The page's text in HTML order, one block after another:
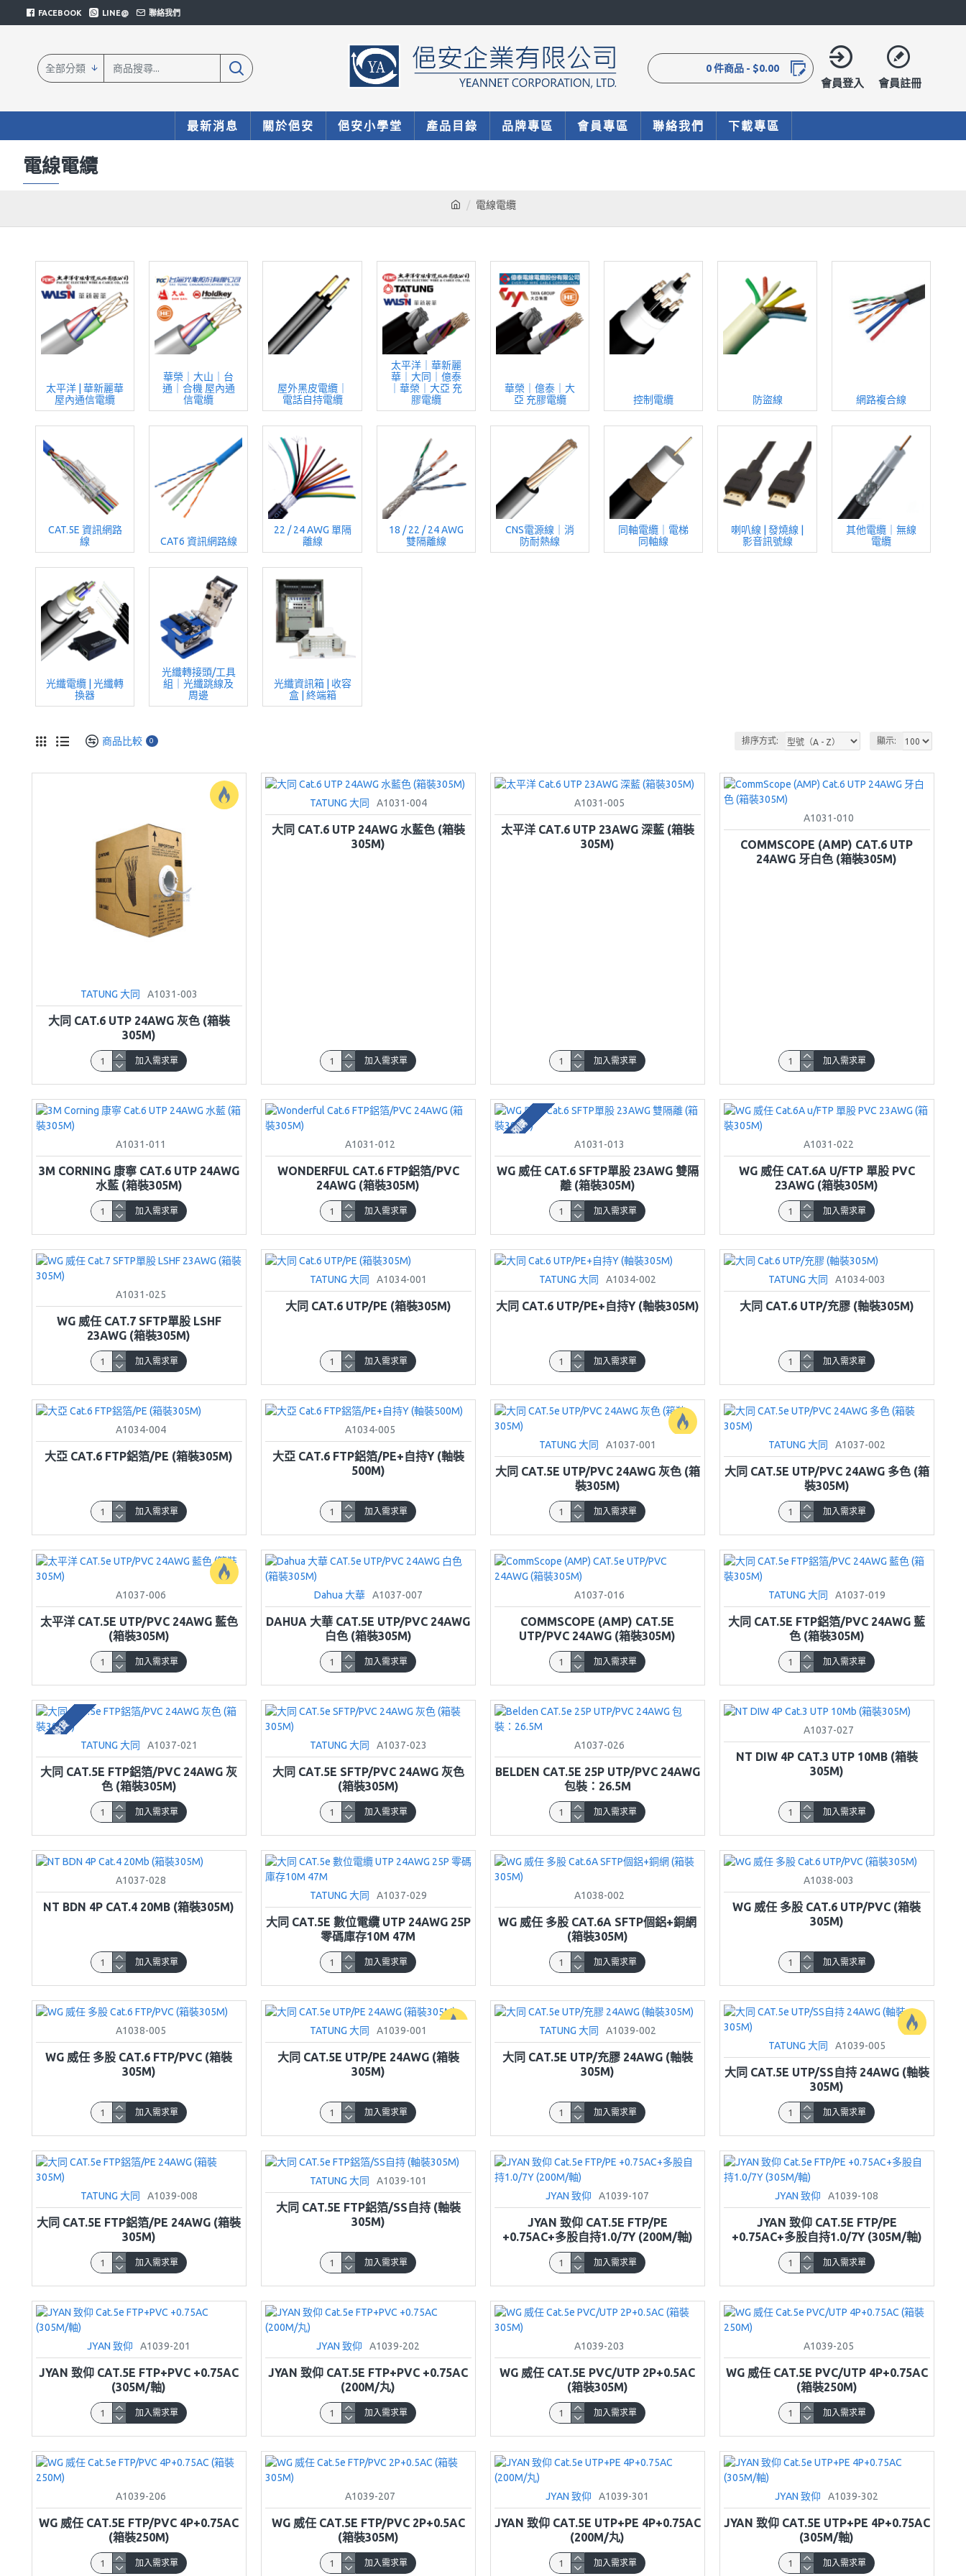
FACEBOOK LINE@ 聯絡我們
全部分類
會員登入 會員註冊
0 件商品 - $0.00
最新消息 關於俋安 俋安小學堂 產品目錄 品牌專區 會員專區 聯絡我們 下載專區
電線電纜
電線電纜
太平洋 | 華新麗華
屋內通信電纜
華榮｜大山｜台
通｜合機 屋內通
信電纜
屋外黑皮電纜｜
電話自持電纜
太平洋｜華新麗
華｜大同｜億泰
｜華榮｜大亞 充
膠電纜
華榮｜億泰｜大
亞 充膠電纜
控制電纜 防盜線 網路複合線
CAT.5E 資訊網路
線
CAT6 資訊網路線
22 / 24 AWG 單隔
離線
18 / 22 / 24 AWG
雙隔離線
CNS電源線｜消
防耐熱線
同軸電纜｜電梯
同軸線
喇叭線 | 發燒線 |
影音訊號線
其他電纜｜無線
電纜
光纖電纜 | 光纖轉
換器
光纖轉接頭/工具
組｜光纖跳線及
周邊
光纖資訊箱 | 收容
盒 | 終端箱
商品比較 0 排序方式: 顯示:
TATUNG 大同 A1031-003
大同 CAT.6 UTP 24AWG 灰色 (箱裝
305M)
加入需求單
TATUNG 大同 A1031-004
大同 CAT.6 UTP 24AWG 水藍色 (箱裝
305M)
加入需求單
A1031-005
太平洋 CAT.6 UTP 23AWG 深藍 (箱裝
305M)
加入需求單
A1031-010
COMMSCOPE (AMP) CAT.6 UTP
24AWG 牙白色 (箱裝305M)
加入需求單
A1031-011
3M CORNING 康寧 CAT.6 UTP 24AWG
水藍 (箱裝305M)
加入需求單
A1031-012
WONDERFUL CAT.6 FTP鋁箔/PVC
24AWG (箱裝305M)
加入需求單
預購
A1031-013
WG 威任 CAT.6 SFTP單股 23AWG 雙隔
離 (箱裝305M)
加入需求單
A1031-022
WG 威任 CAT.6A U/FTP 單股 PVC
23AWG (箱裝305M)
加入需求單
A1031-025
WG 威任 CAT.7 SFTP單股 LSHF
23AWG (箱裝305M)
加入需求單
TATUNG 大同 A1034-001
大同 CAT.6 UTP/PE (箱裝305M)
加入需求單
TATUNG 大同 A1034-002
大同 CAT.6 UTP/PE+自持Y (軸裝305M)
加入需求單
TATUNG 大同 A1034-003
大同 CAT.6 UTP/充膠 (軸裝305M)
加入需求單
A1034-004
大亞 CAT.6 FTP鋁箔/PE (箱裝305M)
加入需求單
A1034-005
大亞 CAT.6 FTP鋁箔/PE+自持Y (軸裝
500M)
加入需求單
TATUNG 大同 A1037-001
大同 CAT.5E UTP/PVC 24AWG 灰色 (箱
裝305M)
加入需求單
TATUNG 大同 A1037-002
大同 CAT.5E UTP/PVC 24AWG 多色 (箱
裝305M)
加入需求單
A1037-006
太平洋 CAT.5E UTP/PVC 24AWG 藍色
(箱裝305M)
加入需求單
Dahua 大華 A1037-007
DAHUA 大華 CAT.5E UTP/PVC 24AWG
白色 (箱裝305M)
加入需求單
A1037-016
COMMSCOPE (AMP) CAT.5E
UTP/PVC 24AWG (箱裝305M)
加入需求單
TATUNG 大同 A1037-019
大同 CAT.5E FTP鋁箔/PVC 24AWG 藍
色 (箱裝305M)
加入需求單
缺貨
TATUNG 大同 A1037-021
大同 CAT.5E FTP鋁箔/PVC 24AWG 灰
色 (箱裝305M)
加入需求單
TATUNG 大同 A1037-023
大同 CAT.5E SFTP/PVC 24AWG 灰色
(箱裝305M)
加入需求單
A1037-026
BELDEN CAT.5E 25P UTP/PVC 24AWG
包裝：26.5M
加入需求單
A1037-027
NT DIW 4P CAT.3 UTP 10MB (箱裝
305M)
加入需求單
A1037-028
NT BDN 4P CAT.4 20MB (箱裝305M)
加入需求單
TATUNG 大同 A1037-029
大同 CAT.5E 數位電纜 UTP 24AWG 25P
零碼庫存10M 47M
加入需求單
A1038-002
WG 威任 多股 CAT.6A SFTP個鋁+銅網
(箱裝305M)
加入需求單
A1038-003
WG 威任 多股 CAT.6 UTP/PVC (箱裝
305M)
加入需求單
A1038-005
WG 威任 多股 CAT.6 FTP/PVC (箱裝
305M)
加入需求單
TATUNG 大同 A1039-001
大同 CAT.5E UTP/PE 24AWG (箱裝
305M)
加入需求單
TATUNG 大同 A1039-002
大同 CAT.5E UTP/充膠 24AWG (軸裝
305M)
加入需求單
TATUNG 大同 A1039-005
大同 CAT.5E UTP/SS自持 24AWG (軸裝
305M)
加入需求單
TATUNG 大同 A1039-008
大同 CAT.5E FTP鋁箔/PE 24AWG (箱裝
305M)
加入需求單
TATUNG 大同 A1039-101
大同 CAT.5E FTP鋁箔/SS自持 (軸裝
305M)
加入需求單
JYAN 致仰 A1039-107
JYAN 致仰 CAT.5E FTP/PE
+0.75AC+多股自持1.0/7Y (200M/軸)
加入需求單
JYAN 致仰 A1039-108
JYAN 致仰 CAT.5E FTP/PE
+0.75AC+多股自持1.0/7Y (305M/軸)
加入需求單
JYAN 致仰 A1039-201
JYAN 致仰 CAT.5E FTP+PVC +0.75AC
(305M/軸)
加入需求單
JYAN 致仰 A1039-202
JYAN 致仰 CAT.5E FTP+PVC +0.75AC
(200M/丸)
加入需求單
A1039-203
WG 威任 CAT.5E PVC/UTP 2P+0.5AC
(箱裝305M)
加入需求單
A1039-205
WG 威任 CAT.5E PVC/UTP 4P+0.75AC
(箱裝250M)
加入需求單
A1039-206
WG 威任 CAT.5E FTP/PVC 4P+0.75AC
(箱裝250M)
加入需求單
A1039-207
WG 威任 CAT.5E FTP/PVC 2P+0.5AC
(箱裝305M)
加入需求單
JYAN 致仰 A1039-301
JYAN 致仰 CAT.5E UTP+PE 4P+0.75AC
(200M/丸)
加入需求單
JYAN 致仰 A1039-302
JYAN 致仰 CAT.5E UTP+PE 4P+0.75AC
(305M/軸)
加入需求單